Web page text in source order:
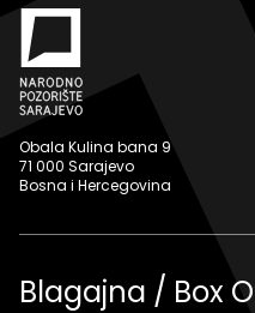
Obala Kulina bana 9
71 000 Sarajevo
Bosna i Hercegovina
Blagajna / Box